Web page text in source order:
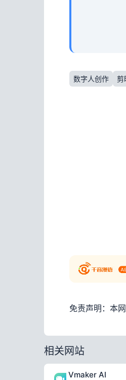
数字人创作 剪
免责声明：本
相关网站
Vmaker AI